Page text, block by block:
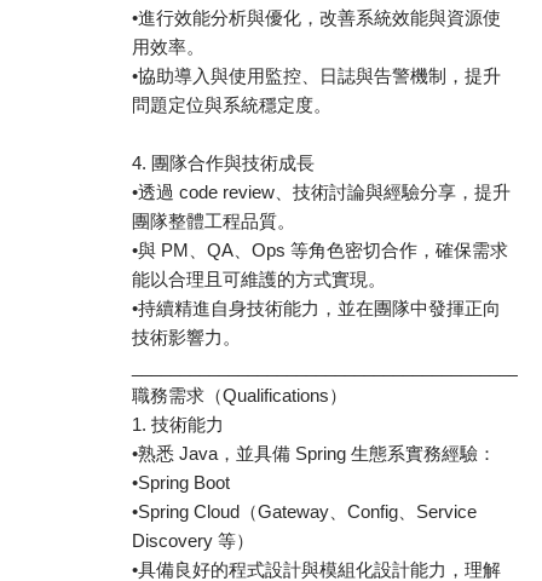
•進行效能分析與優化，改善系統效能與資源使
用效率。
•協助導入與使用監控、日誌與告警機制，提升
問題定位與系統穩定度。
4. 團隊合作與技術成長
•透過 code review、技術討論與經驗分享，提升
團隊整體工程品質。
•與 PM、QA、Ops 等角色密切合作，確保需求
能以合理且可維護的方式實現。
•持續精進自身技術能力，並在團隊中發揮正向
技術影響力。
職務需求（Qualifications）
1. 技術能力
•熟悉 Java，並具備 Spring 生態系實務經驗：
•Spring Boot
•Spring Cloud（Gateway、Config、Service
Discovery 等）
•具備良好的程式設計與模組化設計能力，理解